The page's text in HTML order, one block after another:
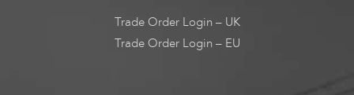
Trade Order Login – UK
Trade Order Login – EU